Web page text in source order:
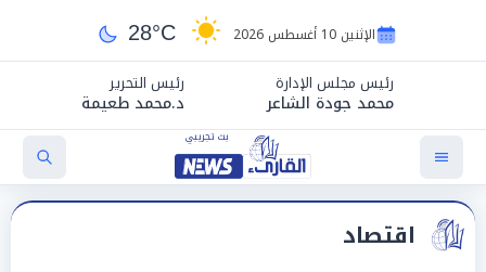
الإثنين 10 أغسطس 2026 28°C
رئيس مجلس الإدارة
محمد جودة الشاعر
رئيس التحرير
د.محمد طعيمة
اقتصاد